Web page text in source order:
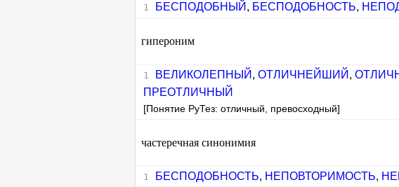
БЕСПОДОБНЫЙ , БЕСПОДОБНОСТЬ,
гипероним
ВЕЛИКОЛЕПНЫЙ , ОТЛИЧНЕЙШИЙ ,
ПРЕОТЛИЧНЫЙ
[Понятие РуТез: отличный, превосходный]
частеречная синонимия
БЕСПОДОБНОСТЬ, НЕПОВТОРИМОСТЬ,